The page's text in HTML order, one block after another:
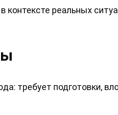
реальных
требует подготовки,